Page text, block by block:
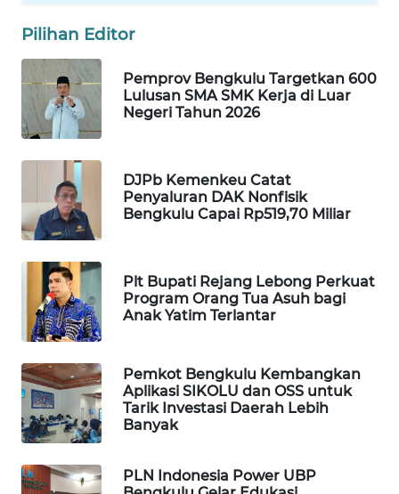
Pilihan Editor
Pemprov Bengkulu Targetkan 600
Lulusan SMA SMK Kerja di Luar
Negeri Tahun 2026
DJPb Kemenkeu Catat
Penyaluran DAK Nonfisik
Bengkulu Capai Rp519,70 Miliar
Plt Bupati Rejang Lebong Perkuat
Program Orang Tua Asuh bagi
Anak Yatim Terlantar
Pemkot Bengkulu Kembangkan
Aplikasi SIKOLU dan OSS untuk
Tarik Investasi Daerah Lebih
Banyak
PLN Indonesia Power UBP
NET
PLN
WATCH
MKLI
LKKI
KOPEKLIN
PORTAL
KONSUMEN
FORWAMKI
ALPERKLINAS
FORJASIDA